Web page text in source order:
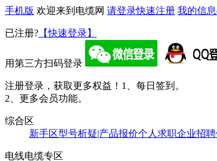
手机版 欢迎来到电缆网 请登录快速注册 我的信息
已注册? 【快速登录】
用第三方扫码登录
注册登录，获取更多权益！ 1、每日签到。
2、更多会员功能。
综合区
新手区型号析疑|产品报价个人求职企业招聘
电线电缆专区